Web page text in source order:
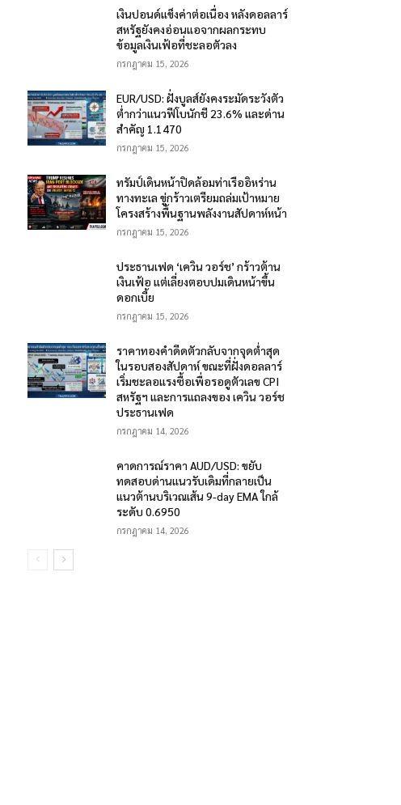
เงินปอนด์แข็งค่าต่อเนื่อง หลังดอลลาร์
สหรัฐยังคงอ่อนแอจากผลกระทบ
ข้อมูลเงินเฟ้อที่ชะลอตัวลง
กรกฎาคม 15, 2026
EUR/USD: ฝั่งบูลส์ยังคงระมัดระวังตัว
ต่ำกว่าแนวฟีโบนักชี 23.6% และด่าน
สำคัญ 1.1470
กรกฎาคม 15, 2026
ทรัมป์เดินหน้าปิดล้อมท่าเรืออิหร่าน
ทางทะเล ขู่กร้าวเตรียมถล่มเป้าหมาย
โครงสร้างพื้นฐานพลังงานสัปดาห์หน้า
กรกฎาคม 15, 2026
ประธานเฟด ‘เควิน วอร์ช’ กร้าวต้าน
เงินเฟ้อ แต่เลี่ยงตอบปมเดินหน้าขึ้น
ดอกเบี้ย
กรกฎาคม 15, 2026
ราคาทองคำดีดตัวกลับจากจุดต่ำสุด
ในรอบสองสัปดาห์ ขณะที่ฝั่งดอลลาร์
เริ่มชะลอแรงซื้อเพื่อรอดูตัวเลข CPI
สหรัฐฯ และการแถลงของ เควิน วอร์ช
ประธานเฟด
กรกฎาคม 14, 2026
คาดการณ์ราคา AUD/USD: ขยับ
ทดสอบด่านแนวรับเดิมที่กลายเป็น
แนวต้านบริเวณเส้น 9-day EMA ใกล้
ระดับ 0.6950
กรกฎาคม 14, 2026